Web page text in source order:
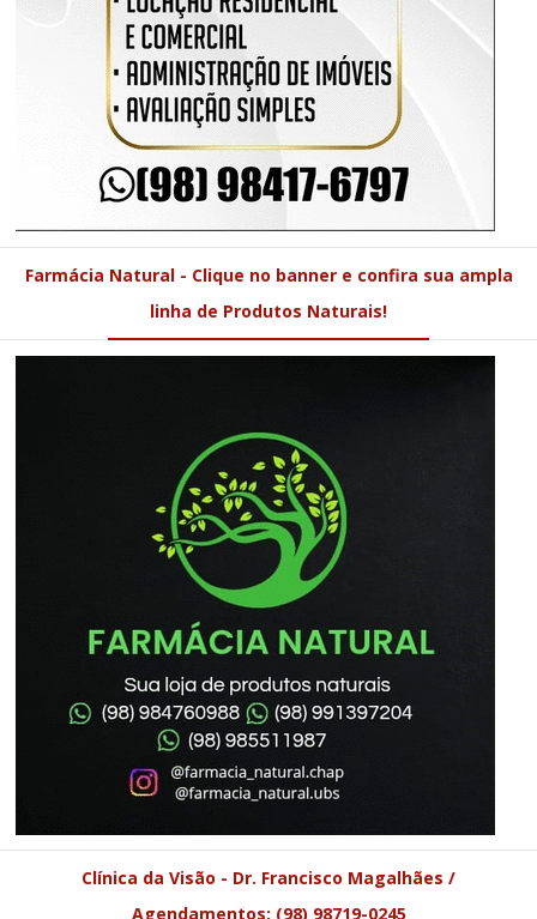
Farmácia Natural - Clique no banner e confira sua ampla
Clínica da Visão - Dr. Francisco Magalhães /
Agendamentos: (98) 98719-0245